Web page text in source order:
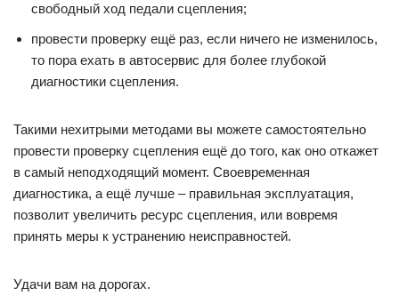
свободный ход педали сцепления;
провести проверку ещё раз, если ничего не изменилось,
то пора ехать в автосервис для более глубокой
диагностики сцепления.
Такими нехитрыми методами вы можете самостоятельно
провести проверку сцепления ещё до того, как оно откажет
в самый неподходящий момент. Своевременная
диагностика, а ещё лучше – правильная эксплуатация,
позволит увеличить ресурс сцепления, или вовремя
принять меры к устранению неисправностей.
Удачи вам на дорогах.